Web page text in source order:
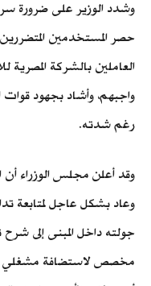
وشدد الوزير على ضرورة
حصر المستخدمين
العاملين بالشركة المصرية
واجبهم، وأشاد بجهود قوات
رغم شدته.
وقد أعلن مجلس الوزراء أن
وعاد بشكل عاجل لمتابعة
جولته داخل المبنى إلى
مخصص لاستضافة مشغلي